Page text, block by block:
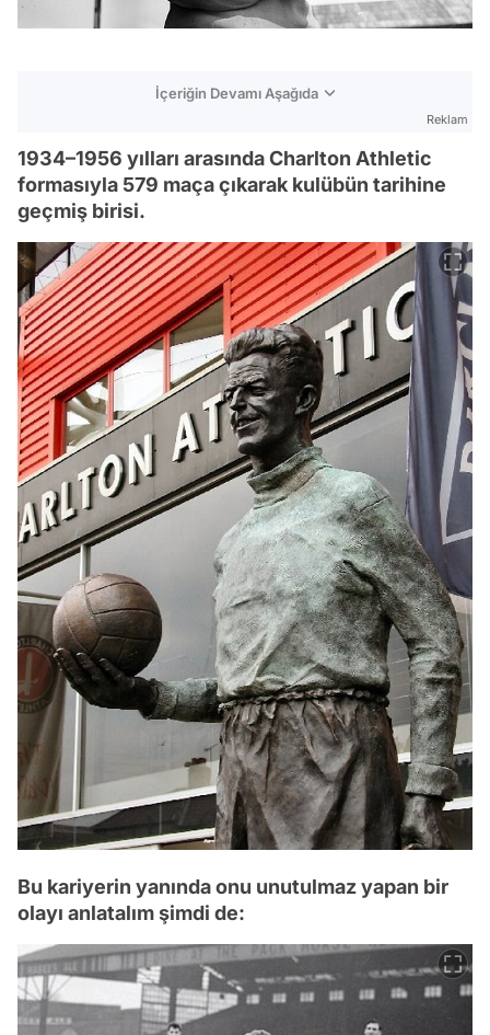
İçeriğin Devamı Aşağıda
Reklam
1934–1956 yılları arasında Charlton Athletic
formasıyla 579 maça çıkarak kulübün tarihine
geçmiş birisi.
Bu kariyerin yanında onu unutulmaz yapan bir
olayı anlatalım şimdi de: